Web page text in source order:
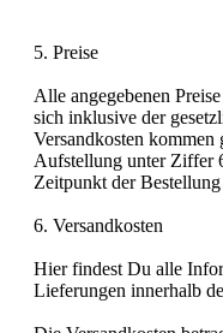
5. Preise
Alle angegebenen
sich inklusive der
Versandkosten kommen
Aufstellung unter Ziffer
Zeitpunkt der
6. Versandkosten
Hier findest Du alle
Lieferungen innerhalb